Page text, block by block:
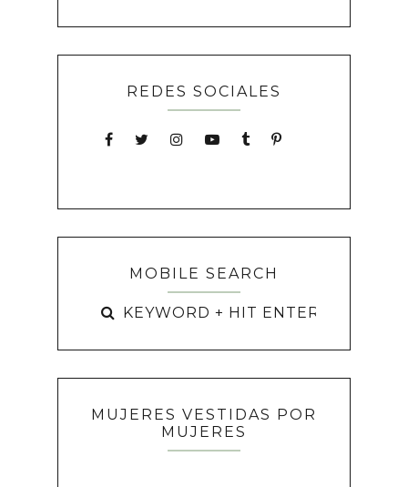
REDES SOCIALES
MOBILE SEARCH
MUJERES VESTIDAS POR
MUJERES